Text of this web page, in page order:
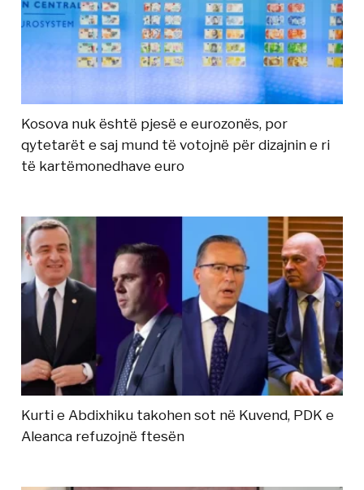
Kosova nuk është pjesë e eurozonës, por
qytetarët e saj mund të votojnë për dizajnin e ri
të kartëmonedhave euro
Kurti e Abdixhiku takohen sot në Kuvend, PDK e
Aleanca refuzojnë ftesën